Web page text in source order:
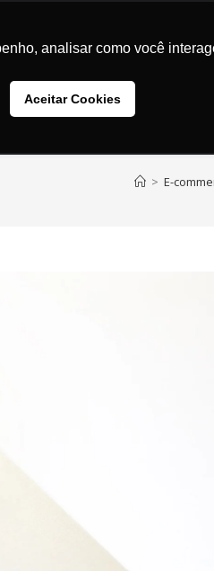
analisar como você
Aceitar Cookies
> E-